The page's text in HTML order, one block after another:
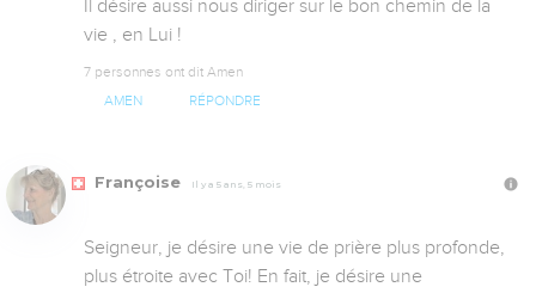
Il désire aussi nous diriger sur le bon chemin de la
vie , en Lui !
7 personnes ont dit Amen
AMEN RÉPONDRE
Françoise Il y a 5 ans, 5 mois
Seigneur, je désire une vie de prière plus profonde,
plus étroite avec Toi! En fait, je désire une